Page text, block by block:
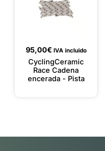
95,00€ IVA incluido
CyclingCeramic
Race Cadena
encerada - Pista